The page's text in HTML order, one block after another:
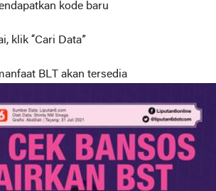
kode baru
klik “Cari Data”
BLT akan tersedia